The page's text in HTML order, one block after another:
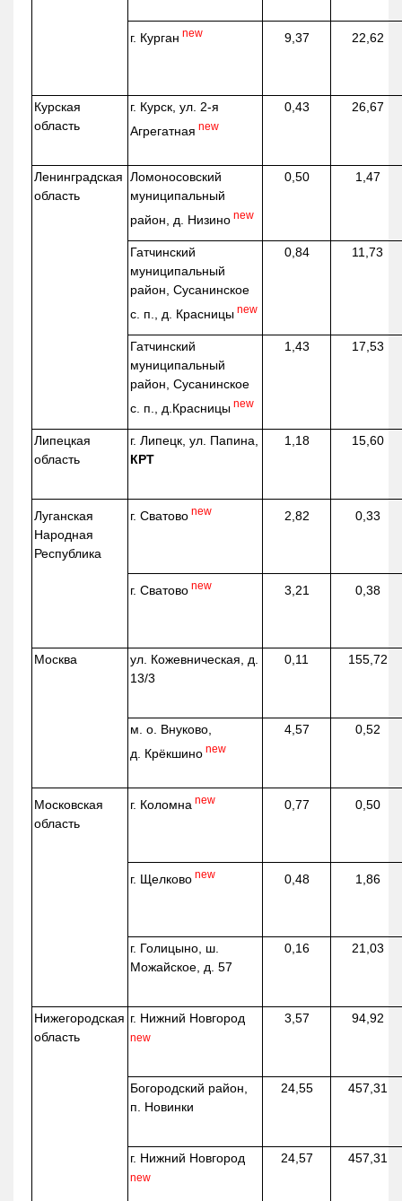
г. Курган new 9,37 22,62
Курская
область
г. Курск, ул. 2-я
Агрегатная new
0,43 26,67
Ленинградская
область
Ломоносовский
муниципальный
район, д. Низино new
0,50 1,47
Гатчинский
муниципальный
район, Сусанинское
с. п., д. Красницы new
0,84 11,73
Гатчинский
муниципальный
район, Сусанинское
с. п., д.Красницы new
1,43 17,53
Липецкая
область
г. Липецк, ул. Папина,
КРТ
1,18 15,60
Луганская
Народная
Республика
г. Сватово new 2,82 0,33
г. Сватово new 3,21 0,38
Москва ул. Кожевническая, д.
13/3
0,11 155,72
м. о. Внуково,
д. Крёкшино new
4,57 0,52
Московская
область
г. Коломна new 0,77 0,50
г. Щелково new 0,48 1,86
г. Голицыно, ш.
Можайское, д. 57
0,16 21,03
Нижегородская
область
г. Нижний Новгород
new
3,57 94,92
Богородский район,
п. Новинки
24,55 457,31
г. Нижний Новгород
new
24,57 457,31